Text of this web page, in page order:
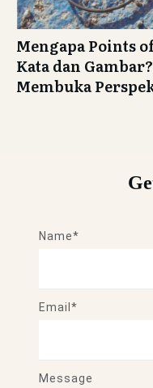
Mengapa Points
Kata dan
Membuka
Name*
Email*
Message